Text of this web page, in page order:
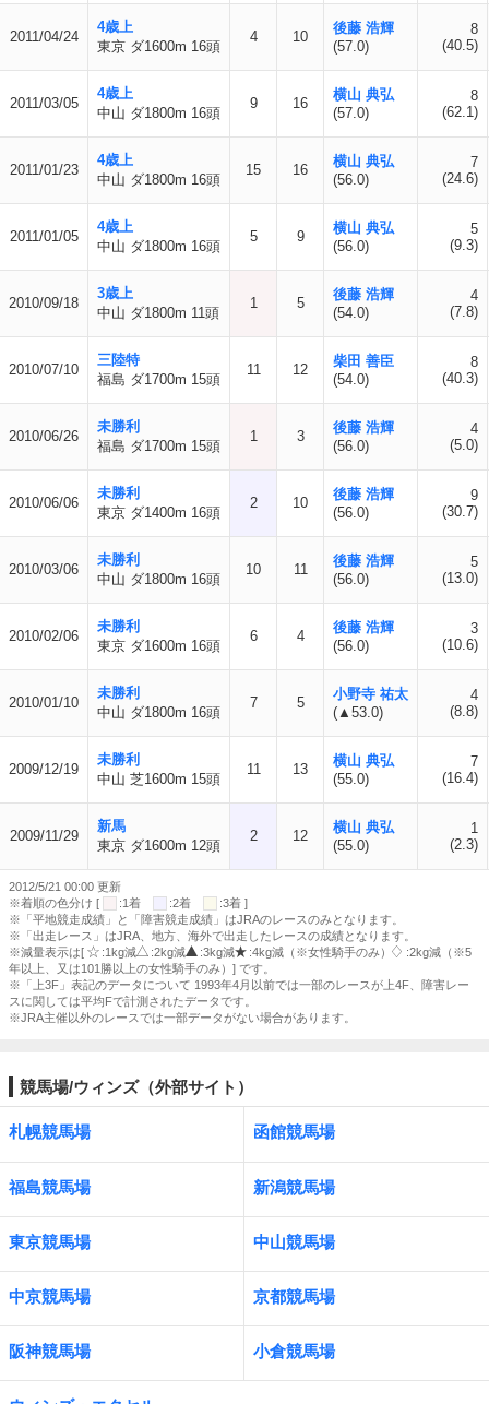
2011/04/24
4歳上
東京 ダ1600m 16頭
4 10
後藤 浩輝
(57.0)
8
(40.5)
2011/03/05
4歳上
中山 ダ1800m 16頭
9 16
横山 典弘
(57.0)
8
(62.1)
2011/01/23
4歳上
中山 ダ1800m 16頭
15 16
横山 典弘
(56.0)
7
(24.6)
2011/01/05
4歳上
中山 ダ1800m 16頭
5 9
横山 典弘
(56.0)
5
(9.3)
2010/09/18
3歳上
中山 ダ1800m 11頭
1 5
後藤 浩輝
(54.0)
4
(7.8)
2010/07/10
三陸特
福島 ダ1700m 15頭
11 12
柴田 善臣
(54.0)
8
(40.3)
2010/06/26
未勝利
福島 ダ1700m 15頭
1 3
後藤 浩輝
(56.0)
4
(5.0)
2010/06/06
未勝利
東京 ダ1400m 16頭
2 10
後藤 浩輝
(56.0)
9
(30.7)
2010/03/06
未勝利
中山 ダ1800m 16頭
10 11
後藤 浩輝
(56.0)
5
(13.0)
2010/02/06
未勝利
東京 ダ1600m 16頭
6 4
後藤 浩輝
(56.0)
3
(10.6)
2010/01/10
未勝利
中山 ダ1800m 16頭
7 5
小野寺 祐太
(▲53.0)
4
(8.8)
2009/12/19
未勝利
中山 芝1600m 15頭
11 13
横山 典弘
(55.0)
7
(16.4)
2009/11/29
新馬
東京 ダ1600m 12頭
2 12
横山 典弘
(55.0)
1
(2.3)
2012/5/21 00:00 更新
※着順の色分け [
:1着 :2着
:3着 ]
※「平地競走成績」と「障害競走成績」はJRAのレースのみとなります。
※「出走レース」はJRA、地方、海外で出走したレースの成績となります。
※減量表示は[
:1kg減 :2kg減 :3kg減 :4kg減（※女性騎手のみ）
:2kg減（※5
年以上、又は101勝以上の女性騎手のみ）] です。
※「上3F」表記のデータについて 1993年4月以前では一部のレースが上4F、障害レー
スに関しては平均Fで計測されたデータです。
※JRA主催以外のレースでは一部データがない場合があります。
競馬場/ウィンズ（外部サイト）
札幌競馬場 函館競馬場
福島競馬場 新潟競馬場
東京競馬場 中山競馬場
中京競馬場 京都競馬場
阪神競馬場 小倉競馬場